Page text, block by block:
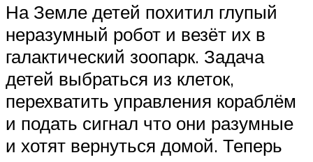
На Земле детей похитил глупый
неразумный робот и везёт их в
галактический зоопарк. Задача
детей выбраться из клеток,
перехватить управления кораблём
и подать сигнал что они разумные
и хотят вернуться домой. Теперь